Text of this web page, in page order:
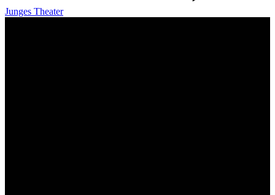
Junges Theater